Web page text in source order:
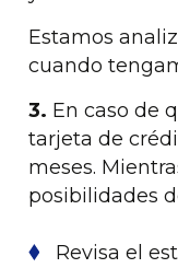
Estamos
cuando
3. En caso de
tarjeta de
meses.
posibilidades
Revisa el